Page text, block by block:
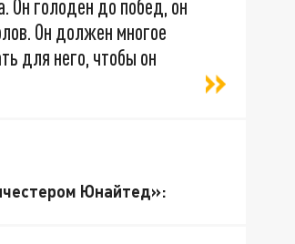
Он голоден до побед, он
Он должен многое
для него, чтобы он
Юнайтед»: